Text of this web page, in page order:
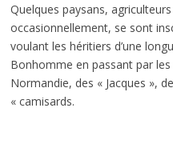
Quelques paysans,
occasionnellement, se sont
voulant les héritiers d’une
Bonhomme en passant par
Normandie, des « Jacques »,
« camisards.